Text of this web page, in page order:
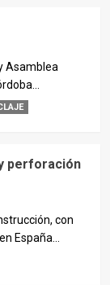
Asamblea
perforación
con
España...